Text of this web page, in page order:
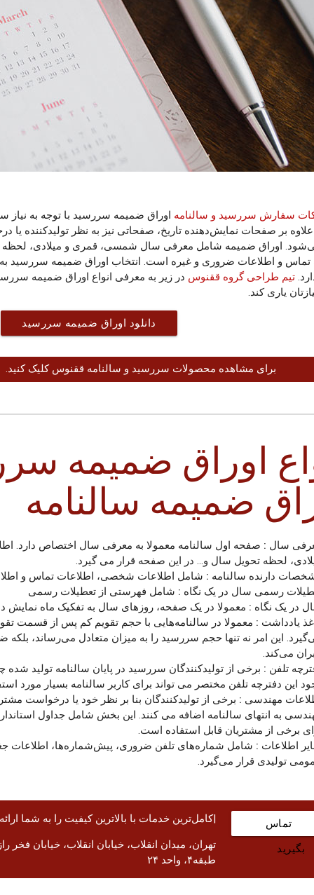
سفارش سررسید و سالنامه اوراق ضمیمه سررسید با توجه به نیاز
علاوه بر صفحات نمایش‌دهنده تاریخ، صفحاتی نیز به نظر تولیدکننده
اوراق ضمیمه شامل معرفی سال شمسی، قمری و میلادی،
تماس و اطلاعات ضروری و غیره است. انتخاب اوراق ضمیمه سررسید
تیم طراحی گروه ققنوس در زیر به معرفی انواع اوراق ضمیمه
یاری کند.
دانلود اوراق ضمیمه سررسید
برای مشاهده محصولات سررسید و سالنامه ققنوس کلیک
اوراق ضمیمه
ضمیمه سالنامه
سال : صفحه اول سالنامه معمولا به معرفی سال اختصاص دارد.
لحظه تحویل سال و... در این صفحه قرار می گیرد.
دارنده سالنامه : شامل اطلاعات شخصی، اطلاعات تماس و
رسمی سال در یک نگاه : شامل فهرستی از تعطیلات رسمی
در یک نگاه : معمولا در یک صفحه، روزهای سال به تفکیک ماه نمایش
یادداشت : معمولا در سالنامه‌هایی با حجم تقویم کم پس از قسمت
این امر نه تنها حجم سررسید را به میزان متعادل می‌رساند،
می‌کند.
تلفن : برخی از تولیدکنندگان سررسید در پایان سالنامه تولید
این دفترچه تلفن مختصر می تواند برای کاربر سالنامه بسیار مورد
مهندسی : برخی از تولیدکنندگان بنا بر نظر خود یا درخواست
به انتهای سالنامه اضافه می کنند. این بخش شامل جداول
برخی از مشتریان قابل استفاده است.
اطلاعات : شامل شماره‌های تلفن ضروری، پیش‌شماره‌ها، اطلاعات
تولیدی قرار می‌گیرد.
|کامل‌ترین خدمات با بالاترین کیفیت را به شما
طبقه۴، واحد ۲۴
تماس
بگیرید